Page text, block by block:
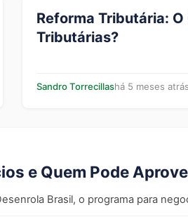
Reforma Tributária:
Tributárias?
Sandro Torrecillashá 5 meses atrás
e Quem Pode
Brasil, o programa para